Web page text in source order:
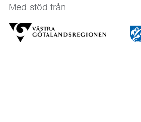
Med stöd från